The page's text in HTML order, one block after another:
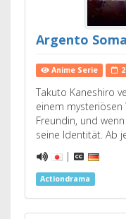
Argento Soma
Anime Serie
Takuto Kaneshiro
einem mysteriösen
Freundin, und
seine Identität. Ab
|
Actiondrama